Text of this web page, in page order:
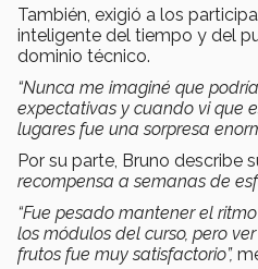
También, exigió a los
inteligente del tiempo y del
dominio técnico.
“Nunca me imaginé que
expectativas y cuando vi que
lugares fue una sorpresa
Por su parte, Bruno describe
recompensa a semanas de
“Fue pesado mantener el
los módulos del curso, pero
frutos fue muy satisfactorio”,